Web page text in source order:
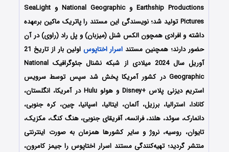
Earthship Productions و National Geographic و SeaLight
Pictures تولید شد؛ نویسندگی این مستند را پاتریک ماکین برعهده
داشته و افرادی همچون الکس شنل (میزبان) و پل راد (راوی) در آن
حضور دارند؛ همچنین مستند اسرار اختاپوس
اولین بار از تاریخ 21
آوریل سال 2024 میلادی از شبکه نشنال جئوگرافیک National
Geographic در کشور آمریکا پخش شد سپس توسط سرویس
استریم دیزنی پلاس +Disney و هولو Hulu در آمریکا، انگلستان،
کانادا، استرالیا، برزیل، آلمان، ایتالیا، اسپانیا، چین، کره جنوبی،
دانمارک، سوئد، هلند، فرانسه، آفریقای جنوبی، هنگ کنگ، مکزیک،
تایوان، روسیه، نروژ و سایر کشورها همزمان به صورت اینترنتی
منتشر گردید؛ تهیه‌کنندگی مستند اسرار اختاپوس را جیمز کامرون،